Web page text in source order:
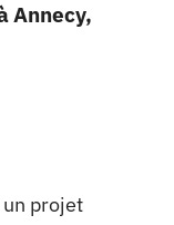
Annecy,
projet